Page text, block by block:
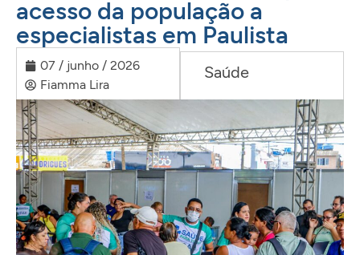
acesso da população a
especialistas em Paulista
07 / junho / 2026
Fiamma Lira
Saúde